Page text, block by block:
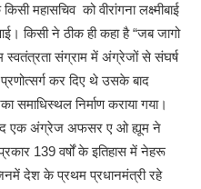
महासचिव को वीरांगना लक्ष्मीबाई
किसी ने ठीक ही कहा है “जब जागो
स्वतंत्रता संग्राम में अंग्रेजों से संघर्ष
कर दिए थे उसके बाद
समाधिस्थल निर्माण कराया गया।
एक अंग्रेज अफसर ए ओ ह्यूम ने
139 वर्षों के इतिहास में नेहरू
देश के प्रथम प्रधानमंत्री रहे